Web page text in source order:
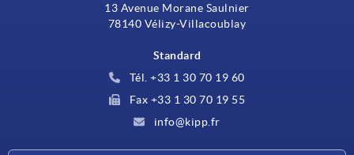
13 Avenue Morane Saulnier
78140 Vélizy-Villacoublay
Standard
Tél. +33 1 30 70 19 60
Fax +33 1 30 70 19 55
info@kipp.fr